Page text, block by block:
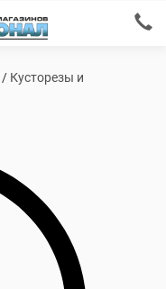
/ Кусторезы и